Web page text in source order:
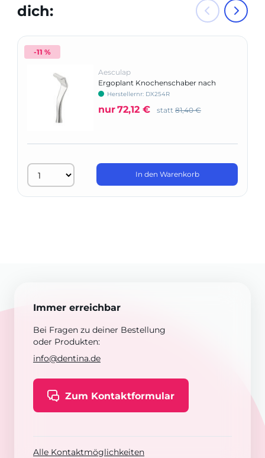
dich:
-11 %
Aesculap
Ergoplant Knochenschaber nach
BuserHerstellernr: DX254R
nur72,12 € statt 81,40 €
In den Warenkorb
Immer erreichbar
Bei Fragen zu deiner Bestellung
oder Produkten:
info@dentina.de
Zum Kontaktformular
Alle Kontaktmöglichkeiten